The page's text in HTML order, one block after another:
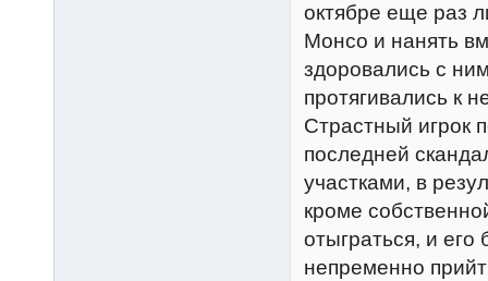
октябре еще раз
Монсо и нанять
здоровались с
протягивались к
Страстный игрок
последней
участками, в
кроме
отыграться, и
непременно